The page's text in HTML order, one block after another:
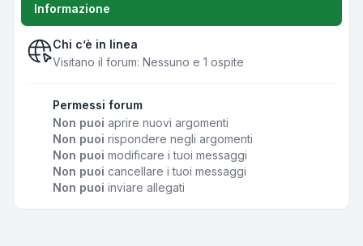
Informazione
Chi c’è in linea
Visitano il forum: Nessuno e 1 ospite
Permessi forum
Non puoi aprire nuovi argomenti
Non puoi rispondere negli argomenti
Non puoi modificare i tuoi messaggi
Non puoi cancellare i tuoi messaggi
Non puoi inviare allegati